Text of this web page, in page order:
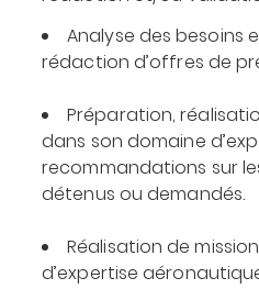
Analyse des besoins
rédaction d’offres de
Préparation,
dans son domaine
recommandations sur
détenus ou demandés.
Réalisation de
d’expertise